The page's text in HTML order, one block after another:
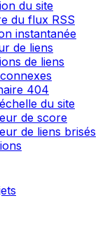
du site
du flux RSS
instantanée
de liens
de liens
404
du site
de score
de liens brisés